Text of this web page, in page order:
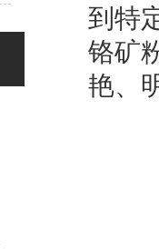
到特
铬矿
艳、